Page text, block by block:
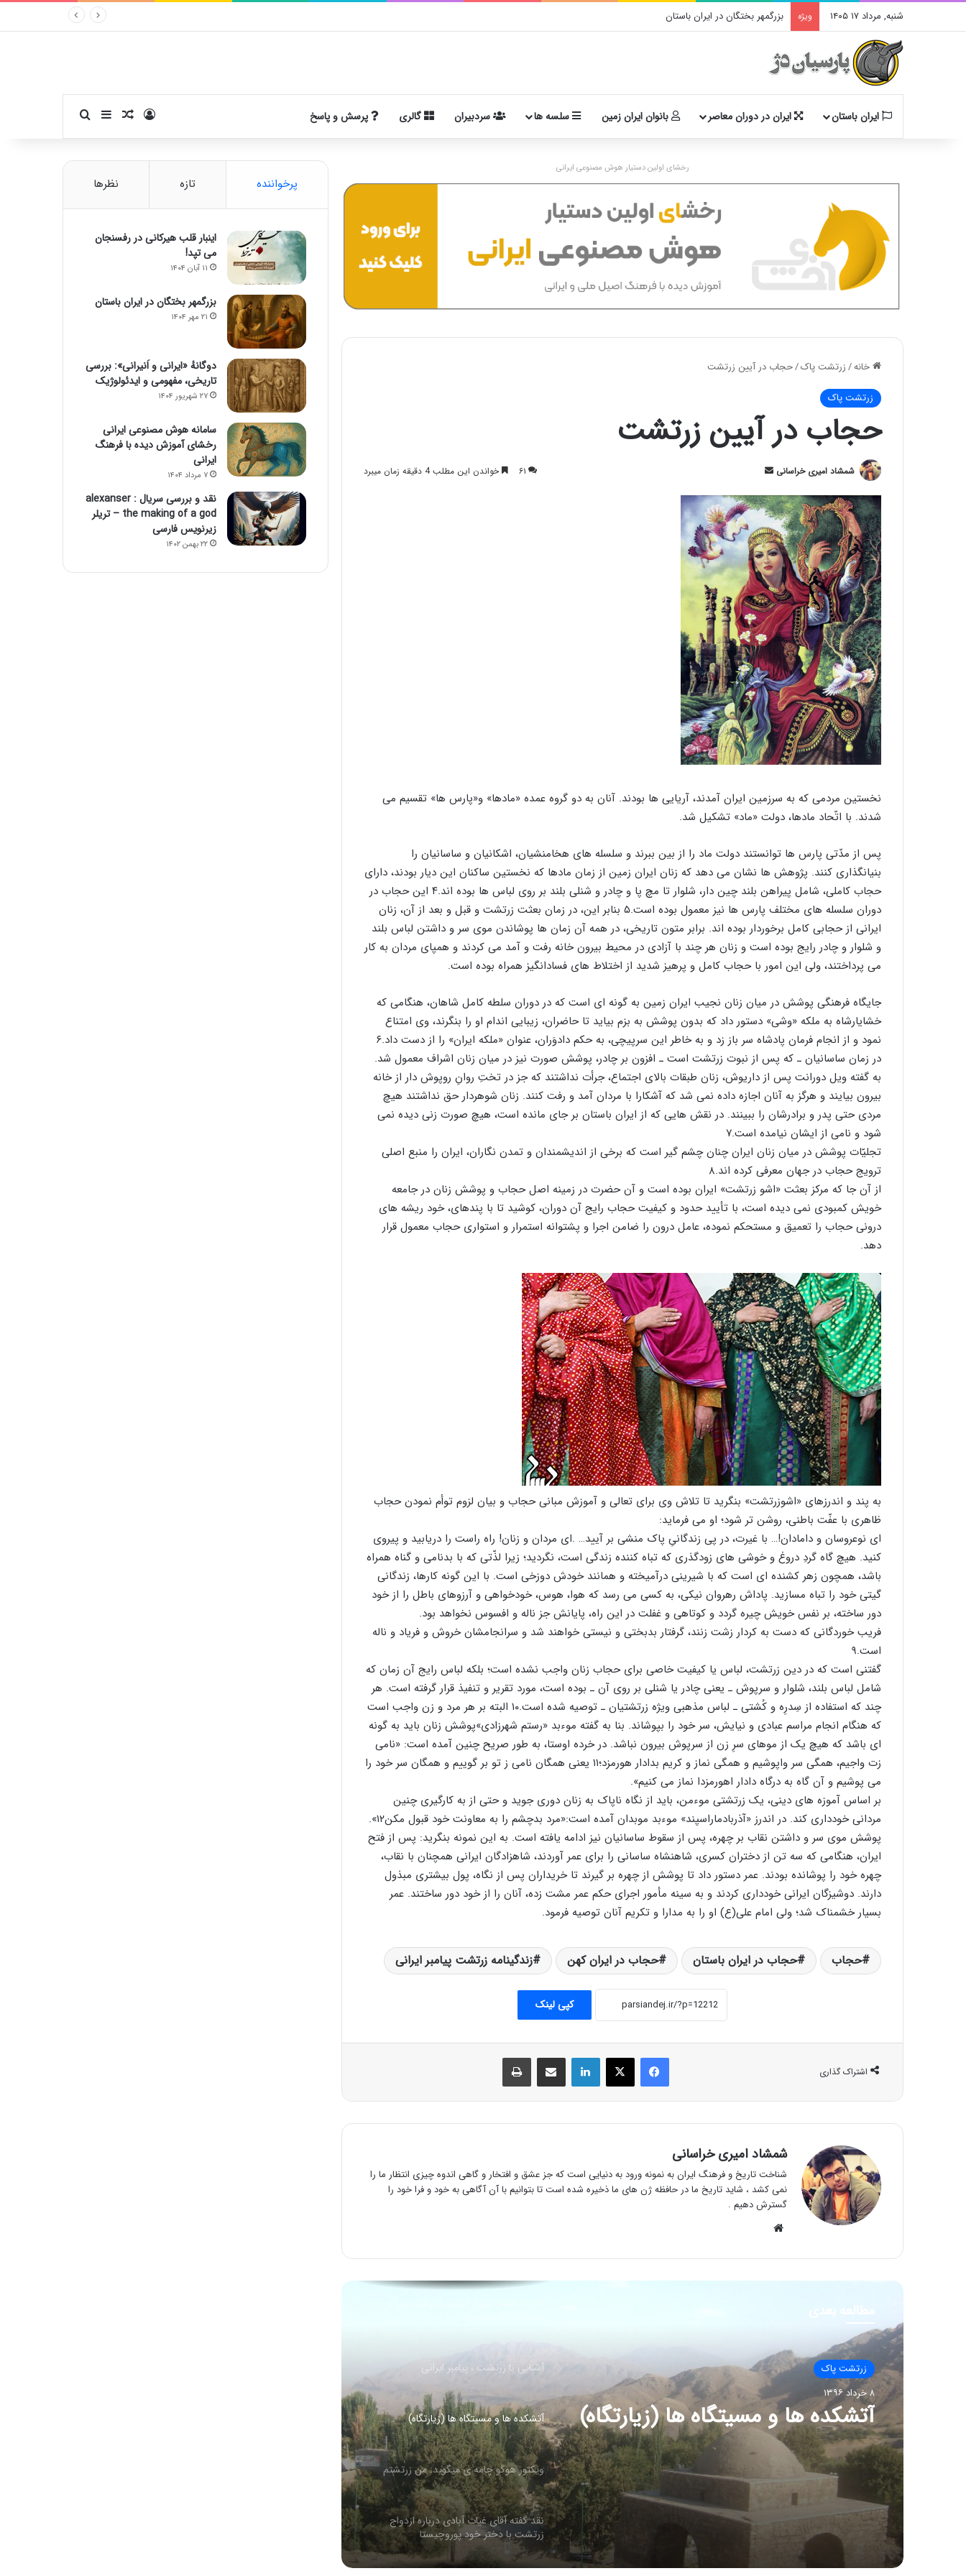
شنبه, مرداد ۱۷ ۱۴۰۵ ویژه بزرگمهر بختگان در ایران باستان
ایران باستان ایران در دوران معاصر بانوان ایران زمین سلسه ها سردبیران گالری پرسش و پاسخ ورودنوشته تصادفی
سایدبارجستجو برای
رخشای اولین دستیار هوش مصنوعی ایرانی
خانه/زرتشت پاک/حجاب در آیین زرتشت
زرتشت پاک
حجاب در آیین زرتشت
شمشاد امیری خراسانی
ارسال
۶۱ خواندن این مطلب 4 دقیقه زمان میبرد
نخستین مردمی که به سرزمین ایران آمدند، آریایی ها بودند. آنان به دو گروه عمده «مادها» و«پارس ها» تقسیم می
شدند. با اتّحاد مادها، دولت «ماد» تشکیل شد.
پس از مدّتی پارس ها توانستند دولت ماد را از بین ببرند و سلسله های هخامنشیان، اشکانیان و ساسانیان را
بنیانگذاری کنند. پژوهش ها نشان می دهد که زنان ایران زمین از زمان مادها که نخستین ساکنان این دیار بودند، دارای
حجاب کاملی، شامل پیراهن بلند چین دار، شلوار تا مچ پا و چادر و شنلی بلند بر روی لباس ها بوده اند.۴ این حجاب در
دوران سلسله های مختلف پارس ها نیز معمول بوده است.۵ بنابر این، در زمان بعثت زرتشت و قبل و بعد از آن، زنان
ایرانی از حجابی کامل برخوردار بوده اند. برابر متون تاریخی، در همه آن زمان ها پوشاندن موی سر و داشتن لباس بلند
و شلوار و چادر رایج بوده است و زنان هر چند با آزادی در محیط بیرون خانه رفت و آمد می کردند و همپای مردان به کار
می پرداختند، ولی این امور با حجاب کامل و پرهیز شدید از اختلاط های فسادانگیز همراه بوده است.
جایگاه فرهنگی پوشش در میان زنان نجیب ایران زمین به گونه ای است که در دوران سلطه کامل شاهان، هنگامی که
خشایارشاه به ملکه «وشی» دستور داد که بدون پوشش به بزم بیاید تا حاضران، زیبایی اندام او را بنگرند، وی امتناع
نمود و از انجام فرمان پادشاه سر باز زد و به خاطر این سرپیچی، به حکم دادوَران، عنوان «ملکه ایران» را از دست داد.۶
در زمان ساسانیان ـ که پس از نبوت زرتشت است ـ افزون بر چادر، پوشش صورت نیز در میان زنان اشراف معمول شد.
به گفته ویل دورانت پس از داریوش، زنان طبقات بالای اجتماع، جرأت نداشتند که جز در تختِ روانِ روپوش دار از خانه
بیرون بیایند و هرگز به آنان اجازه داده نمی شد که آشکارا با مردان آمد و رفت کنند. زنان شوهردار حق نداشتند هیچ
مردی حتی پدر و برادرشان را ببینند. در نقش هایی که از ایران باستان بر جای مانده است، هیچ صورت زنی دیده نمی
شود و نامی از ایشان نیامده است.۷
تجلیّات پوشش در میان زنان ایران چنان چشم گیر است که برخی از اندیشمندان و تمدن نگاران، ایران را منبع اصلی
ترویج حجاب در جهان معرفی کرده اند.۸
از آن جا که مرکز بعثت «اشو زرتشت» ایران بوده است و آن حضرت در زمینه اصل حجاب و پوشش زنان در جامعه
خویش کمبودی نمی دیده است، با تأیید حدود و کیفیت حجاب رایج آن دوران، کوشید تا با پندهای، خود ریشه های
درونی حجاب را تعمیق و مستحکم نموده، عامل درون را ضامن اجرا و پشتوانه استمرار و استواری حجاب معمول قرار
دهد.
به پند و اندرزهای «اشوزرتشت» بنگرید تا تلاش وی برای تعالی و آموزش مبانی حجاب و بیان لزوم توأم نمودن حجاب
ظاهری با عفّت باطنی، روشن تر شود؛ او می فرماید:
ای نوعروسان و دامادان!… با غیرت، در پی زندگانیِ پاک منشی بر آیید… .ای مردان و زنان! راه راست را دریابید و پیروی
کنید. هیچ گاه گردِ دروغ و خوشی های زودگذری که تباه کننده زندگی است، نگردید؛ زیرا لذّتی که با بدنامی و گناه همراه
باشد، همچون زهر کشنده ای است که با شیرینی درآمیخته و همانند خودش دوزخی است. با این گونه کارها، زندگانی
گیتی خود را تباه مسازید. پاداش رهروان نیکی، به کسی می رسد که هوا، هوس، خودخواهی و آرزوهای باطل را از خود
دور ساخته، بر نفس خویش چیره گردد و کوتاهی و غفلت در این راه، پایانش جز ناله و افسوس نخواهد بود.
فریب خوردگانی که دست به کردار زشت زنند، گرفتار بدبختی و نیستی خواهند شد و سرانجامشان خروش و فریاد و ناله
است.۹
گفتنی است که در دین زرتشت، لباس یا کیفیت خاصی برای حجاب زنان واجب نشده است؛ بلکه لباس رایج آن زمان که
شامل لباس بلند، شلوار و سرپوش ـ یعنی چادر یا شنلی بر روی آن ـ بوده است، مورد تقریر و تنفیذ قرار گرفته است. هر
چند که استفاده از سِدرِه و کُشتی ـ لباس مذهبی ویژه زرتشتیان ـ توصیه شده است.۱۰ البته بر هر مرد و زن واجب است
که هنگام انجام مراسم عبادی و نیایش، سر خود را بپوشاند. بنا به گفته موءبد «رستم شهرزادی»پوشش زنان باید به گونه
ای باشد که هیچ یک از موهای سرِ زن از سرپوش بیرون نباشد. در خرده اوستا، به طور صریح چنین آمده است: «نامی
زت واجیم، همگی سر واپوشیم و همگی نماز و کریم بدادار هورمزد؛۱۱ یعنی همگان نامی ز تو بر گوییم و همگان سر خود را
می پوشیم و آن گاه به درگاه دادار اهورمزدا نماز می کنیم».
بر اساس آموزه های دینی، یک زرتشتی موءمن، باید از نگاه ناپاک به زنان دوری جوید و حتی از به کارگیری چنین
مردانی خودداری کند. در اندرز «آذربادماراسپند» موءبد موبدان آمده است:«مرد بدچشم را به معاونت خود قبول مکن۱۲».
پوشش موی سر و داشتن نقاب بر چهره، پس از سقوط ساسانیان نیز ادامه یافته است. به این نمونه بنگرید: پس از فتح
ایران، هنگامی که سه تن از دختران کسری، شاهنشاه ساسانی را برای عمر آوردند، شاهزادگان ایرانی همچنان با نقاب،
چهره خود را پوشانده بودند. عمر دستور داد تا پوشش از چهره بر گیرند تا خریداران پس از نگاه، پول بیشتری مبذول
دارند. دوشیزگان ایرانی خودداری کردند و به سینه مأمور اجرای حکم عمر مشت زده، آنان را از خود دور ساختند. عمر
بسیار خشمناک شد؛ ولی امام علی(ع) او را به مدارا و تکریم آنان توصیه فرمود.
حجاب حجاب در ایران باستان حجاب در ایران کهن زندگینامه زرتشت پیامبر ایرانی
کپی لینک
اشتراک گذاری
فیس بوک X لینکدین اشتراک گذاری از طریق ایمیل چاپ
شمشاد امیری خراسانی
شناخت تاریخ و فرهنگ ایران به نمونه ورود به دنیایی است که جز عشق و افتخار و گاهی اندوه چیزی انتظار ما را
نمی کشد ، شاید تاریخ ما در حافظه ژن های ما ذخیره شده است تا بتوانیم با آن آگاهی به خود و فرا خود را
گسترش دهیم .
مطالعه بعدی
زرتشت پاک
۸ خرداد ۱۳۹۶
آتشکده ها و مسیتگاه ها (زیارتگاه)
مقام زن در اوستا
فروهر (فر کیانی و فر ایرانی)
آشنایی با زرتشت ، پیامبر ایرانی
آتشکده ها و مسیتگاه ها (زیارتگاه)
ویکتور هوگو چامه ی میگوید: من زرتشتم
نقد گفته آقای غیاث آبادی درباره ازدواج
زرتشت با دختر خود پوروچیستا
پرخواننده تازه نظرها
اینبار قلب هیرکانی در رفسنجان
می تپد!
۱۱ آبان ۱۴۰۴
بزرگمهر بختگان در ایران باستان
۲۱ مهر ۱۴۰۴
دوگانهٔ «ایرانی و اَنیرانی»: بررسی
تاریخی، مفهومی و ایدئولوژیک
۲۷ شهریور ۱۴۰۴
سامانه هوش مصنوعی ایرانی
رخشای آموزش دیده با فرهنگ
ایرانی
۷ مرداد ۱۴۰۴
نقد و بررسی سریال alexanser :
the making of a god – تریلر
زیرنویس فارسی
۲۲ بهمن ۱۴۰۲